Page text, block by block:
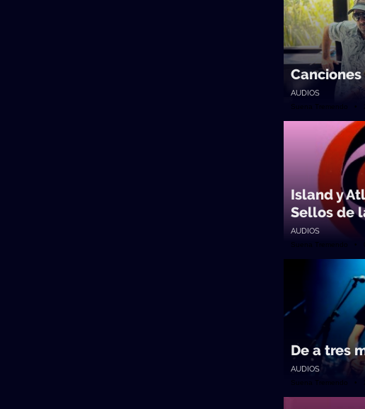
AUDIOS
Suena Tremendo •
Island y
Sellos de
AUDIOS
Suena Tremendo •
De a tres
AUDIOS
Suena Tremendo •